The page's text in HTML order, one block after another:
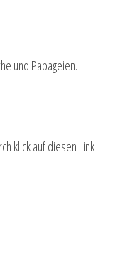
und Papageien.
klick auf diesen Link